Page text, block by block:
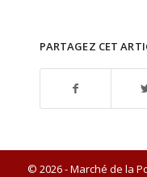
PARTAGEZ CET
© 2026 - Marché de la